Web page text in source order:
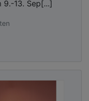
9.-13. Sep[...]